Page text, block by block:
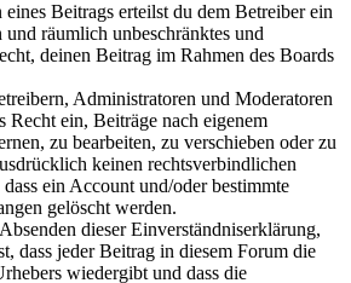
Beitrags erteilst du dem Betreiber ein
räumlich unbeschränktes und
deinen Beitrag im Rahmen des Boards
Administratoren und Moderatoren
Recht ein, Beiträge nach eigenem
zu bearbeiten, zu verschieben oder zu
keinen rechtsverbindlichen
ein Account und/oder bestimmte
gelöscht werden.
dieser Einverständniserklärung,
dass jeder Beitrag in diesem Forum die
wiedergibt und dass die